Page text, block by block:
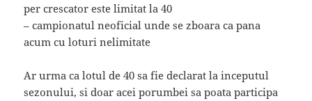
per crescator este limitat la 40
– campionatul neoficial unde se zboara ca pana
acum cu loturi nelimitate
Ar urma ca lotul de 40 sa fie declarat la inceputul
sezonului, si doar acei porumbei sa poata participa